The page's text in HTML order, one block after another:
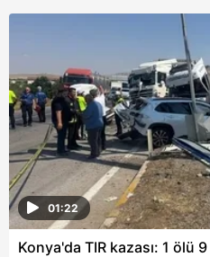
01:22
Konya'da TIR kazası: 1 ölü 9